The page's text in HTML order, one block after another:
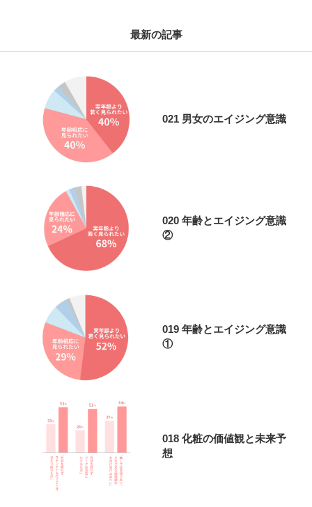
最新の記事
021 男女のエイジング意識
020 年齢とエイジング意識
②
019 年齢とエイジング意識
①
018 化粧の価値観と未来予
想